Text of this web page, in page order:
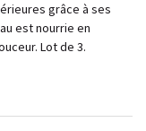
grâce à ses
est nourrie en
Lot de 3.